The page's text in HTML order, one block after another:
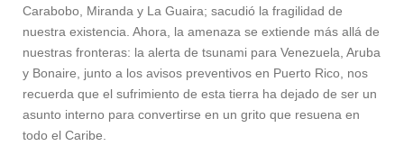
Carabobo, Miranda y La Guaira; sacudió la fragilidad de
nuestra existencia. Ahora, la amenaza se extiende más allá de
nuestras fronteras: la alerta de tsunami para Venezuela, Aruba
y Bonaire, junto a los avisos preventivos en Puerto Rico, nos
recuerda que el sufrimiento de esta tierra ha dejado de ser un
asunto interno para convertirse en un grito que resuena en
todo el Caribe.